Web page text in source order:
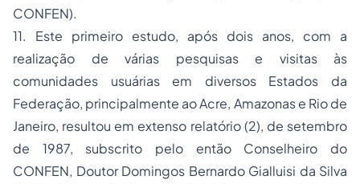
CONFEN).
11. Este primeiro estudo, após dois anos, com a
realização de várias pesquisas e visitas às
comunidades usuárias em diversos Estados da
Federação, principalmente ao Acre, Amazonas e Rio de
Janeiro, resultou em extenso relatório (2), de setembro
de 1987, subscrito pelo então Conselheiro do
CONFEN, Doutor Domingos Bernardo Gialluisi da Silva